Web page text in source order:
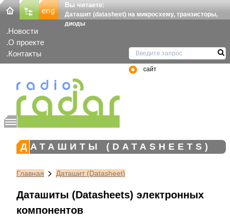
Вы читаете:
Даташит (datasheet) на микросхему, транзисторы,
диоды
Новости
О проекте
Контакты
сайт
ДАТАШИТЫ (DATASHEETS)
Главная Даташит (Datasheet)
Даташиты (Datasheets) электронных
компонентов